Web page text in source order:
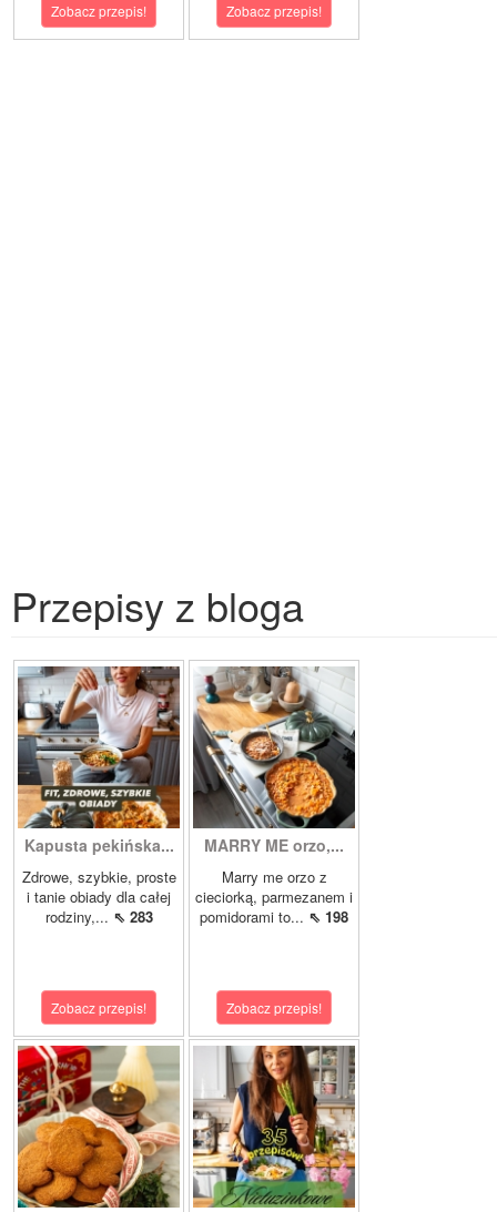
Zobacz przepis! Zobacz przepis!
Przepisy z bloga
Kapusta pekińska...
Zdrowe, szybkie, proste
i tanie obiady dla całej
rodziny,... ⇖ 283
Zobacz przepis!
MARRY ME orzo,...
Marry me orzo z
cieciorką, parmezanem i
pomidorami to... ⇖ 198
Zobacz przepis!